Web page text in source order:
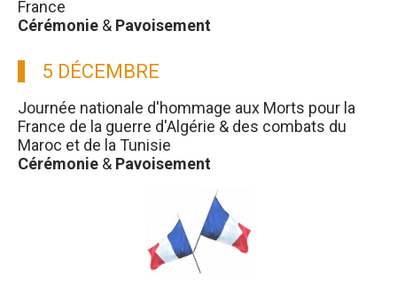
France
Cérémonie & Pavoisement
5 DÉCEMBRE
Journée nationale d'hommage aux Morts pour la
France de la guerre d'Algérie & des combats du
Maroc et de la Tunisie
Cérémonie & Pavoisement